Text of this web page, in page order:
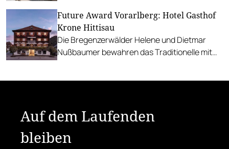
Tagesskipässe.
Future Award Vorarlberg: Hotel Gasthof
Krone Hittisau
Die Bregenzerwälder Helene und Dietmar
Nußbaumer bewahren das Traditionelle mit
Auf dem Laufenden
bleiben